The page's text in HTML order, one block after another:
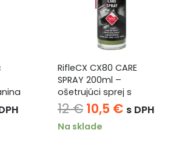
RifleCX CX80 CARE
SPRAY 200ml –
ošetrujúci sprej s
teflónom
12€ Pôvodná
cena
10,5 € s DPH
Na sklade